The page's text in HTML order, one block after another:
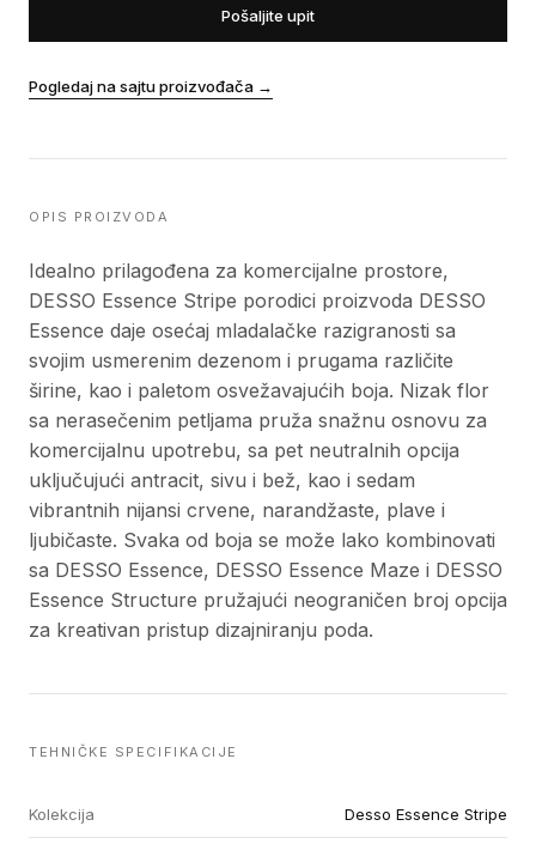
Pošaljite upit
Pogledaj na sajtu proizvođača →
OPIS PROIZVODA
Idealno prilagođena za komercijalne prostore,
DESSO Essence Stripe porodici proizvoda DESSO
Essence daje osećaj mladalačke razigranosti sa
svojim usmerenim dezenom i prugama različite
širine, kao i paletom osvežavajućih boja. Nizak flor
sa nerasečenim petljama pruža snažnu osnovu za
komercijalnu upotrebu, sa pet neutralnih opcija
uključujući antracit, sivu i bež, kao i sedam
vibrantnih nijansi crvene, narandžaste, plave i
ljubičaste. Svaka od boja se može lako kombinovati
sa DESSO Essence, DESSO Essence Maze i DESSO
Essence Structure pružajući neograničen broj opcija
za kreativan pristup dizajniranju poda.
TEHNIČKE SPECIFIKACIJE
Kolekcija Desso Essence Stripe